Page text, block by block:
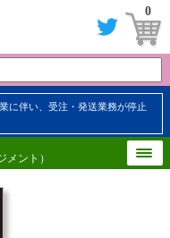
0
に伴い、受注・発送業務が停止
ント）